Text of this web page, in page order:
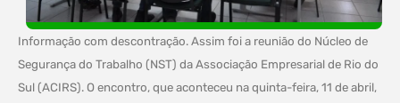
Informação com descontração. Assim foi a reunião do Núcleo de
Segurança do Trabalho (NST) da Associação Empresarial de Rio do
Sul (ACIRS). O encontro, que aconteceu na quinta-feira, 11 de abril,